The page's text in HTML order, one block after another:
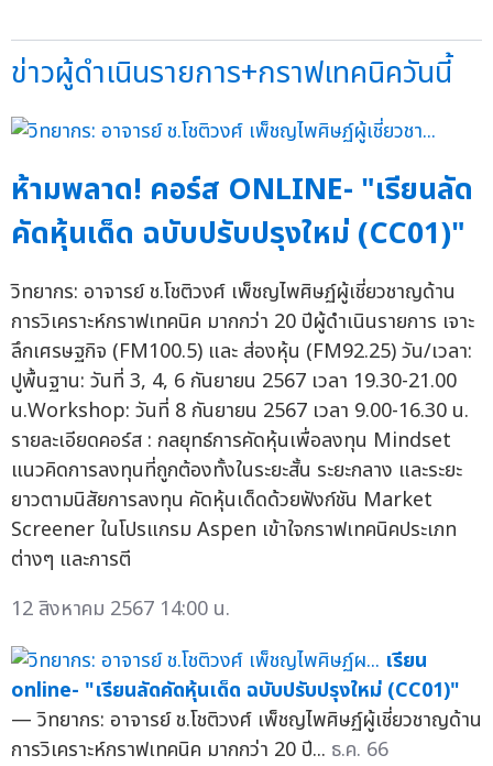
ข่าวผู้ดำเนินรายการ+กราฟเทคนิควันนี้
ห้ามพลาด! คอร์ส ONLINE- "เรียนลัด
คัดหุ้นเด็ด ฉบับปรับปรุงใหม่ (CC01)"
วิทยากร: อาจารย์ ช.โชติวงศ์ เพ็ชญไพศิษฏ์ผู้เชี่ยวชาญด้าน
การวิเคราะห์กราฟเทคนิค มากกว่า 20 ปีผู้ดำเนินรายการ เจาะ
ลึกเศรษฐกิจ (FM100.5) และ ส่องหุ้น (FM92.25) วัน/เวลา:
ปูพื้นฐาน: วันที่ 3, 4, 6 กันยายน 2567 เวลา 19.30-21.00
น.Workshop: วันที่ 8 กันยายน 2567 เวลา 9.00-16.30 น.
รายละเอียดคอร์ส : กลยุทธ์การคัดหุ้นเพื่อลงทุน Mindset
แนวคิดการลงทุนที่ถูกต้องทั้งในระยะสั้น ระยะกลาง และระยะ
ยาวตามนิสัยการลงทุน คัดหุ้นเด็ดด้วยฟังก์ชัน Market
Screener ในโปรแกรม Aspen เข้าใจกราฟเทคนิคประเภท
ต่างๆ และการตี
12 สิงหาคม 2567 14:00 น.
เรียน
online- "เรียนลัดคัดหุ้นเด็ด ฉบับปรับปรุงใหม่ (CC01)"
— วิทยากร: อาจารย์ ช.โชติวงศ์ เพ็ชญไพศิษฏ์ผู้เชี่ยวชาญด้าน
การวิเคราะห์กราฟเทคนิค มากกว่า 20 ปี... ธ.ค. 66